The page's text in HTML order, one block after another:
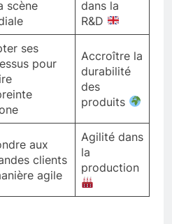
scène
dans la
R&D
ses
pour
Accroître la
durabilité
des
produits
aux
clients
agile
Agilité dans
la
production